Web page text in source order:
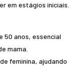
em estágios iniciais.
50 anos, essencial
mama.
feminina, ajudando